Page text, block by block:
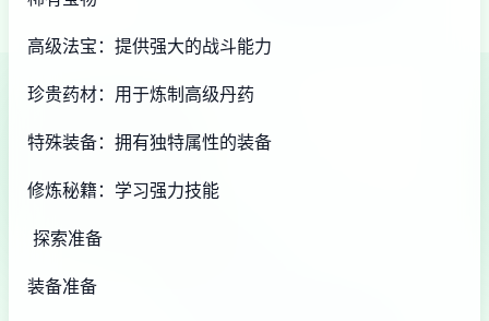
高级法宝：提供强大的战斗能力
珍贵药材：用于炼制高级丹药
特殊装备：拥有独特属性的装备
修炼秘籍：学习强力技能
探索准备
装备准备